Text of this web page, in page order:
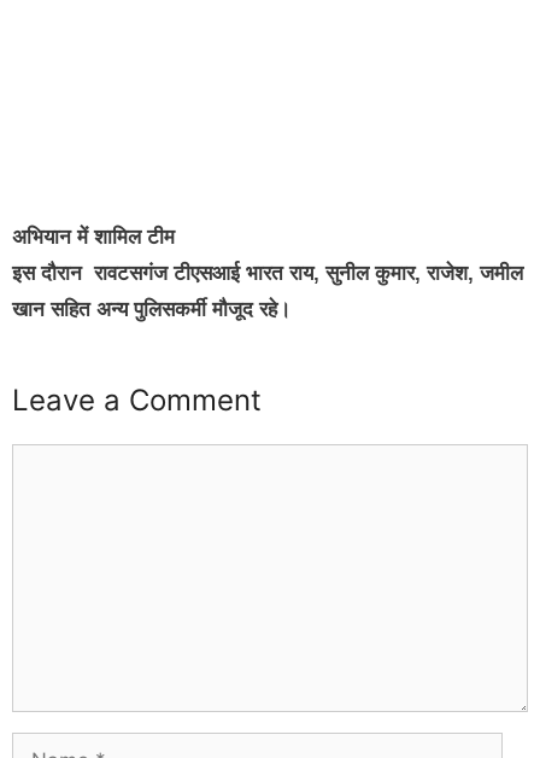
अभियान में शामिल टीम
इस दौरान रावटसगंज टीएसआई भारत राय, सुनील कुमार, राजेश, जमील
खान सहित अन्य पुलिसकर्मी मौजूद रहे।
Leave a Comment